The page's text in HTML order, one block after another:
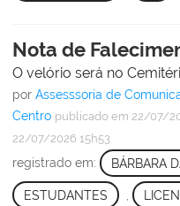
Nota de
O velório será no
por Assesssoria de
Centro publicado em 22/07/
22/07/2026 15h53
registrado em: BÁRBARA
ESTUDANTES